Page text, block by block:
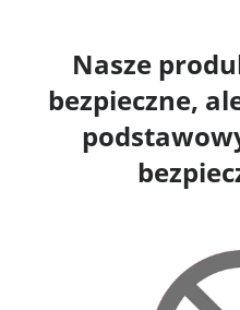
Nasze
bezpieczne,